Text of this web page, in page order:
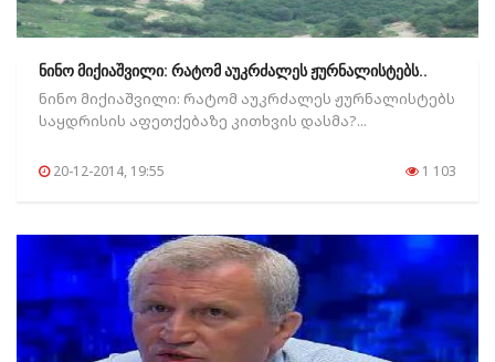
ნინო მიქიაშვილი: რატომ აუკრძალეს ჟურნალისტებს..
ნინო მიქიაშვილი: რატომ აუკრძალეს ჟურნალისტებს
საყდრისის აფეთქებაზე კითხვის დასმა?...
20-12-2014, 19:55 1 103